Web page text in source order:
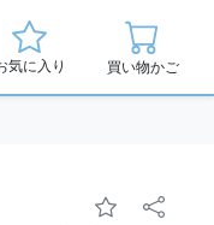
気に入り 買い物かご